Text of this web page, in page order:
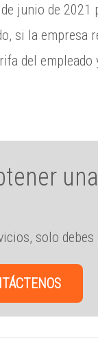
junio de
si la empresa
del
solo